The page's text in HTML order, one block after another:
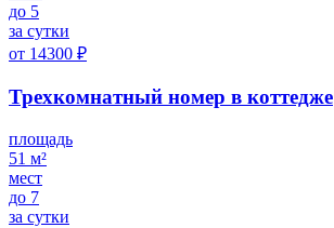
до 5
за сутки
от 14300 ₽
Трехкомнатный номер в коттедже
площадь
51 м²
мест
до 7
за сутки